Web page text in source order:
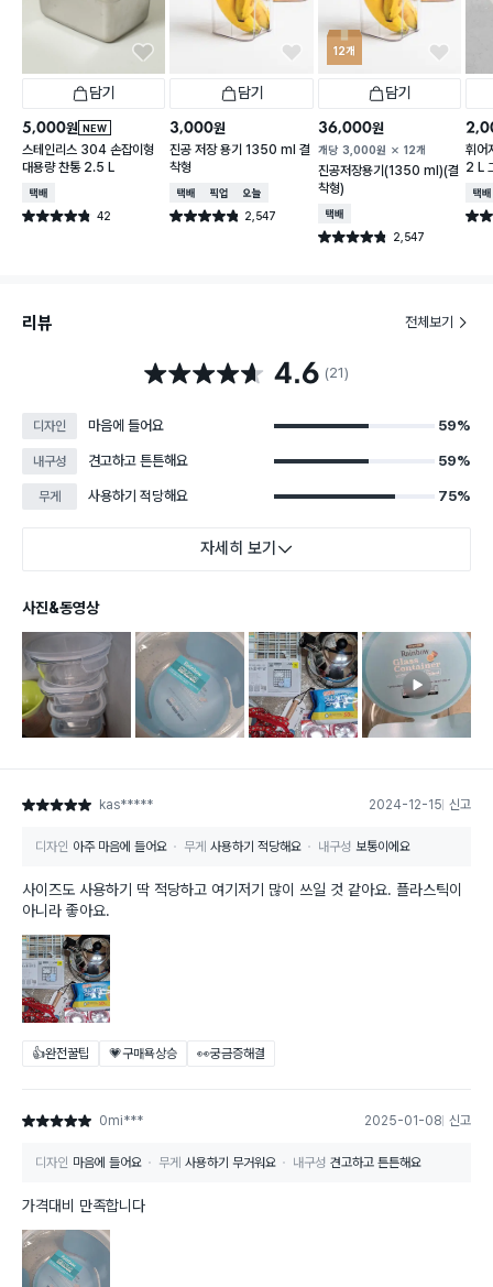
담기
NEW
5,000원
스테인리스 304 손잡이형
대용량 찬통 2.5 L
택배배송
별점 4.8점 42
건 작성
담기
3,000원
진공 저장 용기 1350 ml 결
착형
택배배송매장픽업오늘배송
별점 4.8점 2,547
건 작성
12개
담기
36,000원
개당 3,000원 12개
진공저장용기(1350 ml)(결
착형)
택배배송
별점 4.8점 2,547
건 작성
휘어
2 L
택배
별점
리뷰 전체보기
별점 4.6점 4.6 (21)
디자인 마음에 들어요 59%
내구성 견고하고 튼튼해요 59%
무게 사용하기 적당해요 75%
자세히 보기
사진&동영상
별점 5점 kas***** 2024-12-15 신고
디자인 아주 마음에 들어요 무게 사용하기 적당해요 내구성 보통이에요
사이즈도 사용하기 딱 적당하고 여기저기 많이 쓰일 것 같아요. 플라스틱이
아니라 좋아요.
👍완전꿀팁 💗구매욕상승 👀궁금증해결
별점 5점 0mi*** 2025-01-08 신고
디자인 마음에 들어요 무게 사용하기 무거워요 내구성 견고하고 튼튼해요
가격대비 만족합니다